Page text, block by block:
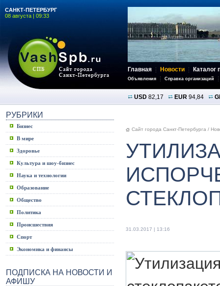
САНКТ-ПЕТЕРБУРГ
08 августа | 09:33
Главная Новости Каталог
Объявления Справка организаций
USD 82,17 EUR 94,84
РУБРИКИ
Бизнес
В мире
Здоровье
Культура и шоу-бизнес
Наука и технологии
Образование
Общество
Политика
Происшествия
Спорт
Экономика и финансы
ПОДПИСКА НА НОВОСТИ И
АФИШУ
Сайт города Санкт-Петербурга /
31.03.2017 | 13:16